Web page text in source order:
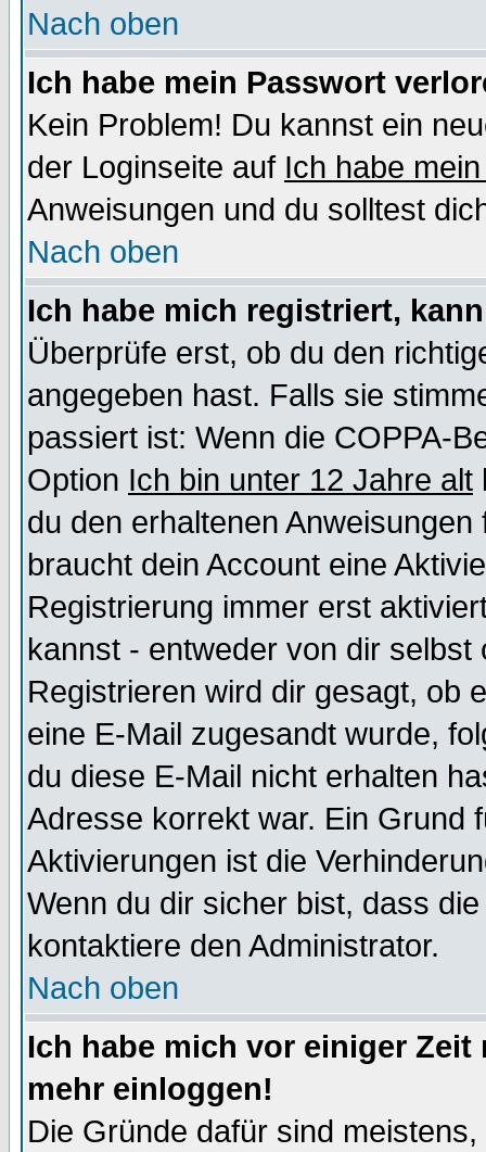
Nach oben
Ich habe mein Passwort
Kein Problem! Du kannst ein
der Loginseite auf Ich habe
Anweisungen und du solltest
Nach oben
Ich habe mich registriert,
Überprüfe erst, ob du den
angegeben hast. Falls sie
passiert ist: Wenn die COPPA-
Option Ich bin unter 12 Jahre alt
du den erhaltenen
braucht dein Account eine
Registrierung immer erst
kannst - entweder von dir selbst
Registrieren wird dir gesagt, ob
eine E-Mail zugesandt wurde,
du diese E-Mail nicht erhalten
Adresse korrekt war. Ein Grund
Aktivierungen ist die
Wenn du dir sicher bist, dass
kontaktiere den Administrator.
Nach oben
Ich habe mich vor einiger
mehr einloggen!
Die Gründe dafür sind